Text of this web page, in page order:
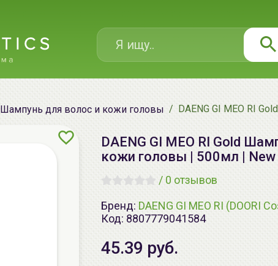
Шампунь для волос и кожи головы DAENG GI MEO RI
DAENG GI MEO RI Gold
кожи головы | 500мл | New
/ 0 отзывов
Бренд: DAENG GI MEO RI (DOORI
Код: 8807779041584
45.39 руб.